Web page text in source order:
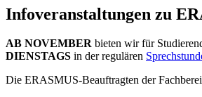
Infoveranstaltungen zu
AB NOVEMBER bieten wir für
DIENSTAGS in der regulären
Die ERASMUS-Beauftragten der